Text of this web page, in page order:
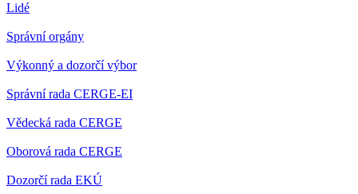
Lidé
Správní orgány
Výkonný a dozorčí výbor
Správní rada CERGE-EI
Vědecká rada CERGE
Oborová rada CERGE
Dozorčí rada EKÚ